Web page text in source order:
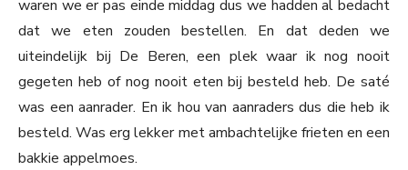
waren we er pas einde middag dus we hadden al bedacht
dat we eten zouden bestellen. En dat deden we
uiteindelijk bij De Beren, een plek waar ik nog nooit
gegeten heb of nog nooit eten bij besteld heb. De saté
was een aanrader. En ik hou van aanraders dus die heb ik
besteld. Was erg lekker met ambachtelijke frieten en een
bakkie appelmoes.